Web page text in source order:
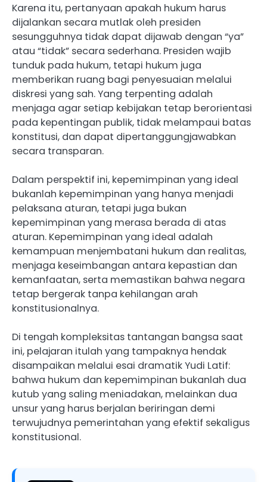
Karena itu, pertanyaan apakah hukum harus
dijalankan secara mutlak oleh presiden
sesungguhnya tidak dapat dijawab dengan “ya”
atau “tidak” secara sederhana. Presiden wajib
tunduk pada hukum, tetapi hukum juga
memberikan ruang bagi penyesuaian melalui
diskresi yang sah. Yang terpenting adalah
menjaga agar setiap kebijakan tetap berorientasi
pada kepentingan publik, tidak melampaui batas
konstitusi, dan dapat dipertanggungjawabkan
secara transparan.
Dalam perspektif ini, kepemimpinan yang ideal
bukanlah kepemimpinan yang hanya menjadi
pelaksana aturan, tetapi juga bukan
kepemimpinan yang merasa berada di atas
aturan. Kepemimpinan yang ideal adalah
kemampuan menjembatani hukum dan realitas,
menjaga keseimbangan antara kepastian dan
kemanfaatan, serta memastikan bahwa negara
tetap bergerak tanpa kehilangan arah
konstitusionalnya.
Di tengah kompleksitas tantangan bangsa saat
ini, pelajaran itulah yang tampaknya hendak
disampaikan melalui esai dramatik Yudi Latif:
bahwa hukum dan kepemimpinan bukanlah dua
kutub yang saling meniadakan, melainkan dua
unsur yang harus berjalan beriringan demi
terwujudnya pemerintahan yang efektif sekaligus
konstitusional.